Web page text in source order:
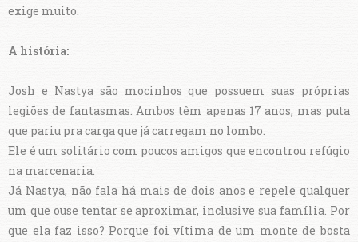
exige muito.
A história:
Josh e Nastya são mocinhos que possuem suas próprias
legiões de fantasmas. Ambos têm apenas 17 anos, mas puta
que pariu pra carga que já carregam no lombo.
Ele é um solitário com poucos amigos que encontrou refúgio
na marcenaria.
Já Nastya, não fala há mais de dois anos e repele qualquer
um que ouse tentar se aproximar, inclusive sua família. Por
que ela faz isso? Porque foi vítima de um monte de bosta